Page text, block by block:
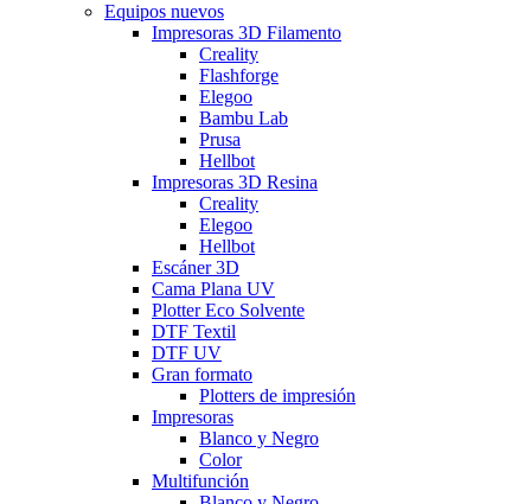
Equipos nuevos
Impresoras 3D Filamento
Creality
Flashforge
Elegoo
Bambu Lab
Prusa
Hellbot
Impresoras 3D Resina
Creality
Elegoo
Hellbot
Escáner 3D
Cama Plana UV
Plotter Eco Solvente
DTF Textil
DTF UV
Gran formato
Plotters de impresión
Impresoras
Blanco y Negro
Color
Multifunción